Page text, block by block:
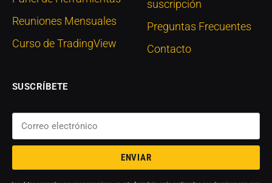
Reuniones Mensuales
Curso de TradingView
suscripción
Preguntas Frecuentes
Contacto
SUSCRÍBETE
ENVIAR